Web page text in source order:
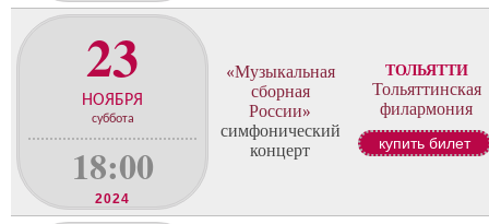
23
НОЯБРЯ
суббота
18:00
2024
«Музыкальная
сборная
России»
симфонический
концерт
ТОЛЬЯТТИ
Тольяттинская
филармония
купить билет